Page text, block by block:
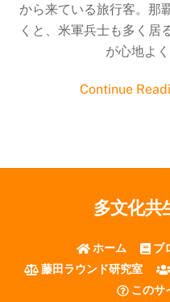
から来ている旅行客。那
くと、米軍兵士も多く居
が心地よ
Continue
多文化共
ホーム ブ
藤田ラウンド研究室
このサ